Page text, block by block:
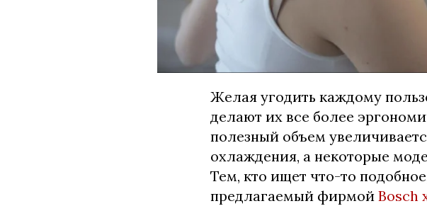
Желая угодить каждому
делают их все более
полезный объем
охлаждения, а некоторые
Тем, кто ищет что-то
предлагаемый фирмой Bosch